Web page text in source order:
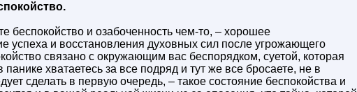
беспокойство и озабоченность чем-то, – хорошее
успеха и восстановления духовных сил после угрожающего
связано с окружающим вас беспорядком, суетой, которая
хватаетесь за все подряд и тут же все бросаете, не в
сделать в первую очередь, – такое состояние беспокойства и